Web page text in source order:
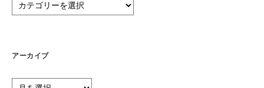
テ
ー
アーカイブ